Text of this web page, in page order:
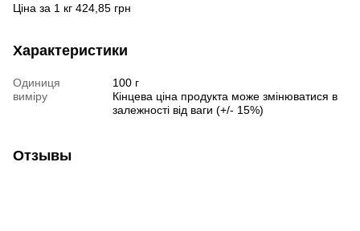
Ціна за 1 кг 424,85 грн
Характеристики
Одиниця
виміру
100 г
Кінцева ціна продукта може змінюватися в
залежності від ваги (+/- 15%)
Отзывы